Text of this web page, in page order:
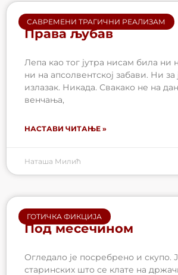
САВРЕМЕНИ ТРАГИЧНИ РЕАЛИЗАМ
Права љубав
Лепа као тог јутра нисам била ни
ни на апсолвентској забави. Ни за
излазак. Никада. Свакако не на
венчања,
НАСТАВИ ЧИТАЊЕ »
Наташа Милић
ГОТИЧКА ФИКЦИЈА
Под месечином
Огледало је посребрено и скупо.
старинских што се клате на